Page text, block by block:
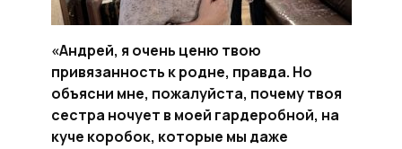
«Андрей, я очень ценю твою
привязанность к родне, правда. Но
объясни мне, пожалуйста, почему твоя
сестра ночует в моей гардеробной, на
куче коробок, которые мы даже